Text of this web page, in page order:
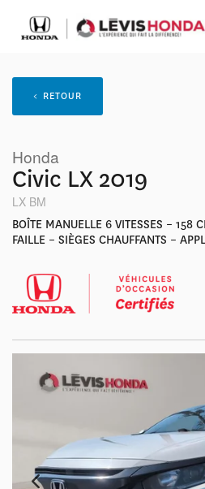
< RETOUR
Honda
Civic LX 2019
LX BM
BOÎTE MANUELLE 6 VITESSES – 158
FAILLE – SIÈGES CHAUFFANTS –